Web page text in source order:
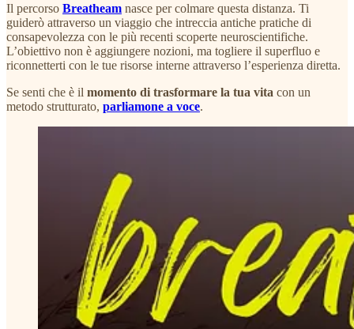
Il percorso Breatheam nasce per colmare questa distanza. Ti
guiderò attraverso un viaggio che intreccia antiche pratiche di
consapevolezza con le più recenti scoperte neuroscientifiche.
L’obiettivo non è aggiungere nozioni, ma togliere il superfluo e
riconnetterti con le tue risorse interne attraverso l’esperienza diretta.
Se senti che è il momento di trasformare la tua vita con un
metodo strutturato, parliamone a voce.